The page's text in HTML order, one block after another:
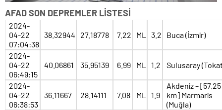
AFAD SON DEPREMLER LİSTESİ
2024-
04-22
07:04:38
38.32944 27.18778 7.22 ML 3.2 Buca (İzmir)
2024-
04-22
06:49:15
40.06861 35.95139 6.99 ML 1.2 Sulusaray
2024-
04-22
06:38:53
36.11667 28.14111 7.08 ML 1.9
Akdeniz – [57.25
km] Marmaris
(Muğla)